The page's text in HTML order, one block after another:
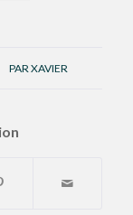
PARXAVIER